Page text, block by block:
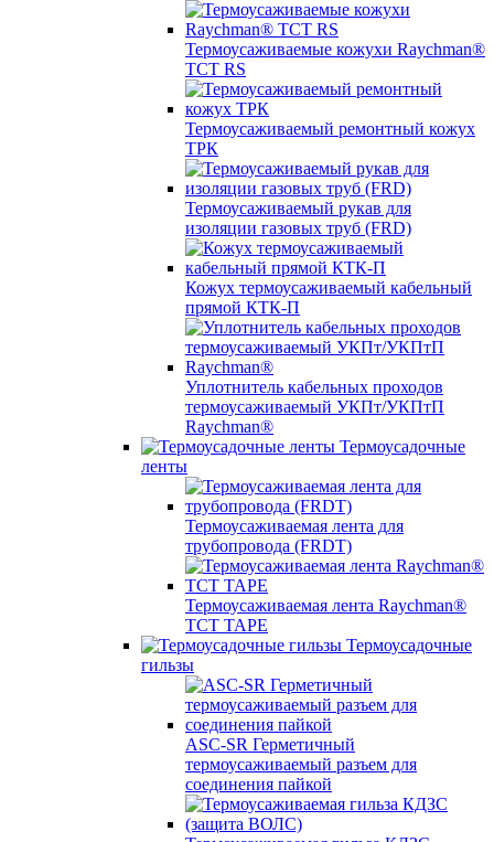
Термоусаживаемые кожухи Raychman®
TCT RS
Термоусаживаемый ремонтный кожух
ТРК
Термоусаживаемый рукав для
изоляции газовых труб (FRD)
Кожух термоусаживаемый кабельный
прямой КТК-П
Уплотнитель кабельных проходов
термоусаживаемый УКПт/УКПтП
Raychman®
Термоусадочные
ленты
Термоусаживаемая лента для
трубопровода (FRDT)
Термоусаживаемая лента Raychman®
TCT TAPE
Термоусадочные
гильзы
ASC‐SR Герметичный
термоусаживаемый разъем для
соединения пайкой